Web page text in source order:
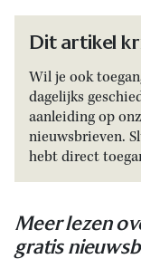
Dit artikel
Wil je ook
dagelijks
aanleiding op
nieuwsbrieven.
hebt direct
Meer lezen
gratis